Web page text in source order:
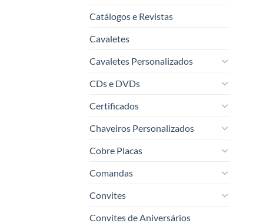
Catálogos e Revistas
Cavaletes
Cavaletes Personalizados
CDs e DVDs
Certificados
Chaveiros Personalizados
Cobre Placas
Comandas
Convites
Convites de Aniversários